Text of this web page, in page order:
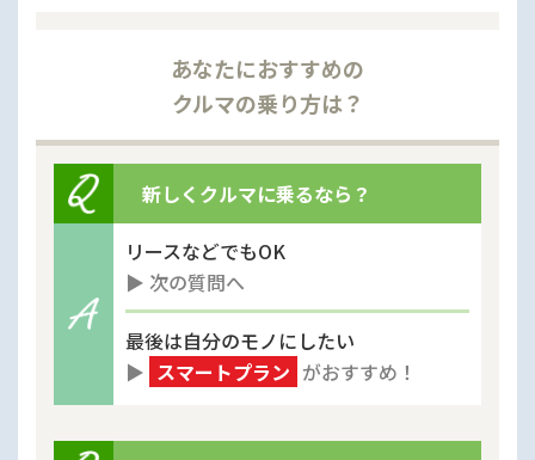
あなたにおすすめの
クルマの乗り方は？
新しくクルマに乗るなら？
リースなどでもOK
▶︎ 次の質問へ
最後は自分のモノにしたい
▶︎ スマートプラン がおすすめ！